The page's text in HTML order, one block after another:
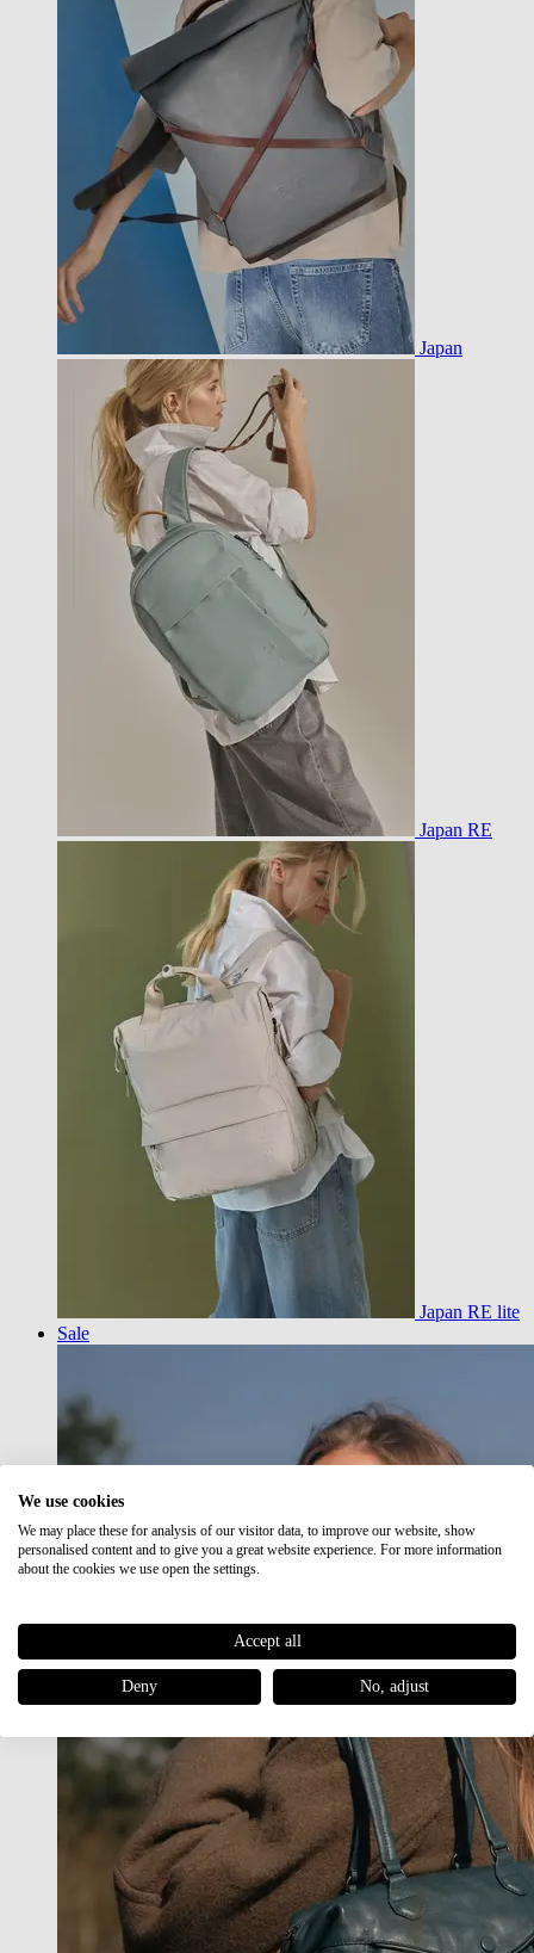
Japan
Japan RE
Japan RE lite
Sale
We use cookies
We may place these for analysis of our visitor data, to improve our website, show
personalised content and to give you a great website experience. For more information
about the cookies we use open the settings.
Accept all
Deny No, adjust